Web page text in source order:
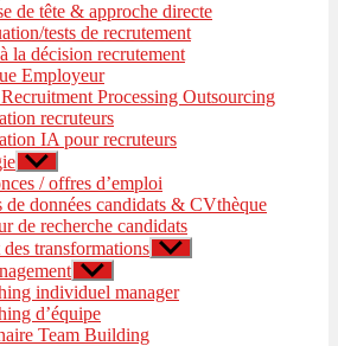
de tête & approche directe
tests de recrutement
la décision recrutement
Employeur
Processing Outsourcing
recruteurs
IA pour recruteurs
Afficher
le
sous-
menu
/ offres d’emploi
de données candidats & CVthèque
de recherche candidats
transformations Afficher
sous-
menu
Afficher
le
sous-
menu
individuel manager
d’équipe
Team Building